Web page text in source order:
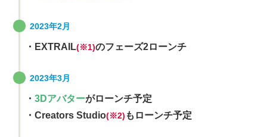
2023年2月
・EXTRAIL(※1)のフェーズ2ローンチ
2023年3月
・ 3Dアバターがローンチ予定
・Creators Studio(※2) もローンチ予定